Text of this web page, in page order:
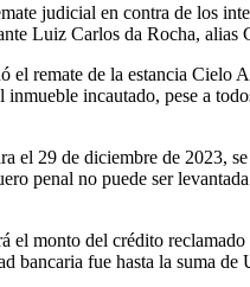
judicial en contra de los
Luiz Carlos da Rocha, alias
remate de la estancia
incautado, pese a
29 de diciembre de 2023,
penal no puede ser
el monto del crédito
bancaria fue hasta la suma de